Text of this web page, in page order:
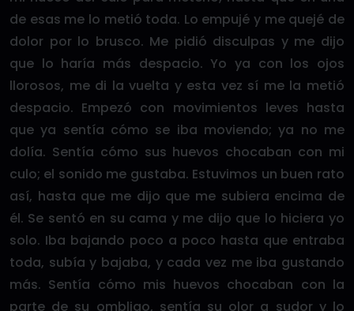
de esas me lo metió toda. Lo empujé y me quejé de
dolor por lo brusco. Me pidió disculpas y me dijo
que lo haría más despacio. Yo ya con los ojos
llorosos, me di la vuelta y esta vez sí me la metió
despacio. Empezó con movimientos leves hasta
que ya sentía cómo se iba moviendo; ya no me
dolía. Sentía cómo sus huevos chocaban con mi
culo; el sonido me gustaba. Estuvimos un buen rato
así, hasta que me dijo que me subiera encima de
él. Se sentó en su cama y me dijo que lo hiciera yo
solo. Iba bajando poco a poco hasta que entraba
toda, subía y bajaba, y cada vez me iba gustando
más. Sentía cómo mis huevos chocaban con la
parte de su ombligo, sentía su olor a sudor y lo